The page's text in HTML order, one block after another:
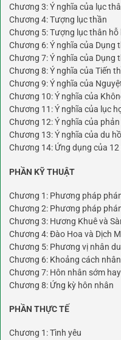
Chương 3: Ý nghĩa của lục
Chương 4: Tượng lục thần
Chương 5: Tượng lục thân hỗ
Chương 6: Ý nghĩa của Dụng
Chương 7: Ý nghĩa của Dụng
Chương 8: Ý nghĩa của Tiến
Chương 9: Ý nghĩa của
Chương 10: Ý nghĩa của
Chương 11: Ý nghĩa của lục
Chương 12: Ý nghĩa của
Chương 13: Ý nghĩa của du
Chương 14: Ứng dụng của
PHẦN KỸ THUẬT
Chương 1: Phương pháp
Chương 2: Phương pháp
Chương 3: Hương Khuê và
Chương 4: Đào Hoa và Dịch
Chương 5: Phương vị nhân
Chương 6: Khoảng cách
Chương 7: Hôn nhân sớm
Chương 8: Ứng kỳ hôn nhân
PHẦN THỰC TẾ
Chương 1: Tình yêu